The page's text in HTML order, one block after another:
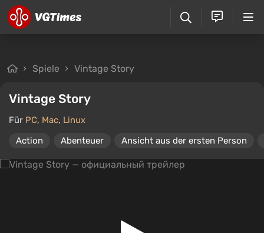
Spiele Vintage Story
Vintage Story
Für PC, Mac, Linux
Action
Abenteuer Ansicht aus der ersten Person